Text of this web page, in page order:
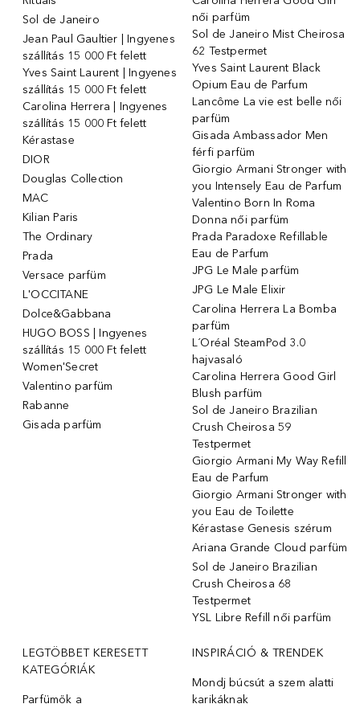
Sol de Janeiro
Jean Paul Gaultier | Ingyenes
szállítás 15 000 Ft felett
Yves Saint Laurent | Ingyenes
szállítás 15 000 Ft felett
Carolina Herrera | Ingyenes
szállítás 15 000 Ft felett
Kérastase
DIOR
Douglas Collection
MAC
Kilian Paris
The Ordinary
Prada
Versace parfüm
L'OCCITANE
Dolce&Gabbana
HUGO BOSS | Ingyenes
szállítás 15 000 Ft felett
Women'Secret
Valentino parfüm
Rabanne
Gisada parfüm
női parfüm
Sol de Janeiro Mist Cheirosa
62 Testpermet
Yves Saint Laurent Black
Opium Eau de Parfum
Lancôme La vie est belle női
parfüm
Gisada Ambassador Men
férfi parfüm
Giorgio Armani Stronger with
you Intensely Eau de Parfum
Valentino Born In Roma
Donna női parfüm
Prada Paradoxe Refillable
Eau de Parfum
JPG Le Male parfüm
JPG Le Male Elixir
Carolina Herrera La Bomba
parfüm
L´Oréal SteamPod 3.0
hajvasaló
Carolina Herrera Good Girl
Blush parfüm
Sol de Janeiro Brazilian
Crush Cheirosa 59
Testpermet
Giorgio Armani My Way Refill
Eau de Parfum
Giorgio Armani Stronger with
you Eau de Toilette
Kérastase Genesis szérum
Ariana Grande Cloud parfüm
Sol de Janeiro Brazilian
Crush Cheirosa 68
Testpermet
YSL Libre Refill női parfüm
LEGTÖBBET KERESETT
KATEGÓRIÁK
Parfümök ️a
INSPIRÁCIÓ & TRENDEK
Mondj búcsút a szem alatti
karikáknak